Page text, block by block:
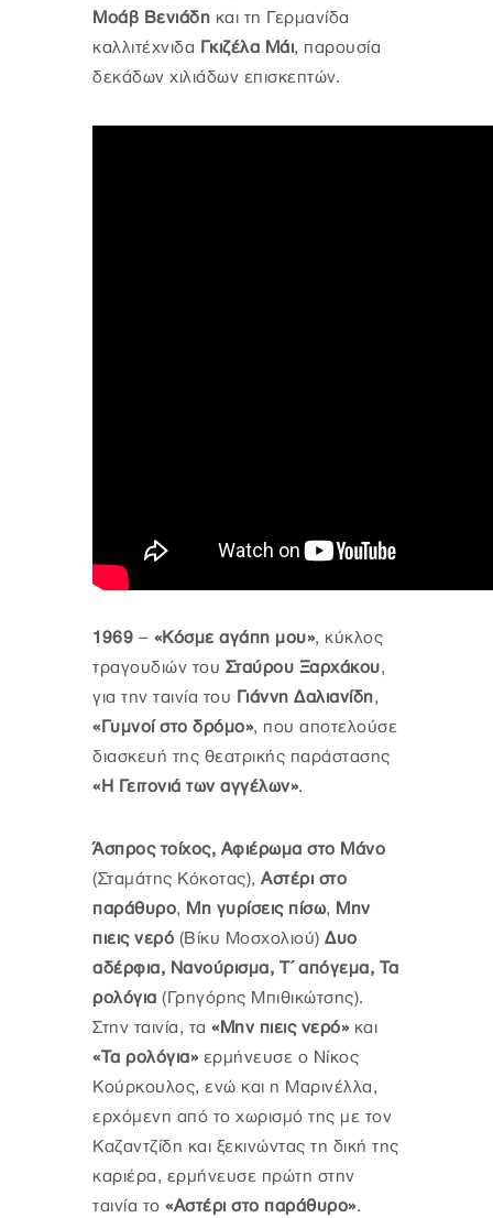
Μοάβ Βενιάδη και τη Γερμανίδα
καλλιτέχνιδα Γκιζέλα Μάι, παρουσία
δεκάδων χιλιάδων επισκεπτών.
1969 – «Κόσμε αγάπη μου», κύκλος
τραγουδιών του Σταύρου Ξαρχάκου,
για την ταινία του Γιάννη Δαλιανίδη,
«Γυμνοί στο δρόμο», που αποτελούσε
διασκευή της θεατρικής παράστασης
«Η Γειτονιά των αγγέλων».
Άσπρος τοίχος, Αφιέρωμα στο Μάνο
(Σταμάτης Κόκοτας), Αστέρι στο
παράθυρο, Μη γυρίσεις πίσω, Μην
πιεις νερό (Βίκυ Μοσχολιού) Δυο
αδέρφια, Νανούρισμα, Τ΄ απόγεμα, Τα
ρολόγια (Γρηγόρης Μπιθικώτσης).
Στην ταινία, τα «Μην πιεις νερό» και
«Τα ρολόγια» ερμήνευσε ο Νίκος
Κούρκουλος, ενώ και η Μαρινέλλα,
ερχόμενη από το χωρισμό της με τον
Καζαντζίδη και ξεκινώντας τη δική της
καριέρα, ερμήνευσε πρώτη στην
ταινία το «Αστέρι στο παράθυρο».